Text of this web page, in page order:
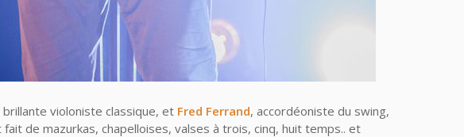
brillante violoniste classique, et Fred Ferrand, accordéoniste du swing,
de mazurkas, chapelloises, valses à trois, cinq, huit temps.. et